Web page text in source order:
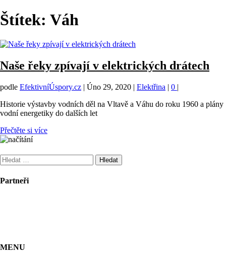
Štítek: Váh
Naše řeky zpívají v elektrických drátech
podle EfektivníÚspory.cz | Úno 29, 2020 | Elektřina | 0 |
Historie výstavby vodních děl na Vltavě a Váhu do roku 1960 a plány
vodní energetiky do dalších let
Přečtěte si více
Vyhledávání
Partneři
MENU